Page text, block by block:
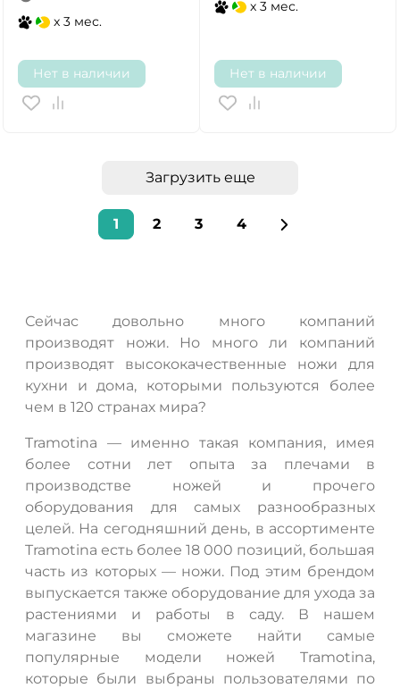
x 3 мес.
Нет в наличии
x 3 мес.
Нет в наличии
Загрузить еще
1 2 3 4
Сейчас довольно много компаний
производят ножи. Но много ли компаний
производят высококачественные ножи для
кухни и дома, которыми пользуются более
чем в 120 странах мира?
Tramotina — именно такая компания, имея
более сотни лет опыта за плечами в
производстве ножей и прочего
оборудования для самых разнообразных
целей. На сегодняшний день, в ассортименте
Tramotina есть более 18 000 позиций, большая
часть из которых — ножи. Под этим брендом
выпускается также оборудование для ухода за
растениями и работы в саду. В нашем
магазине вы сможете найти самые
популярные модели ножей Tramotina,
которые были выбраны пользователями по